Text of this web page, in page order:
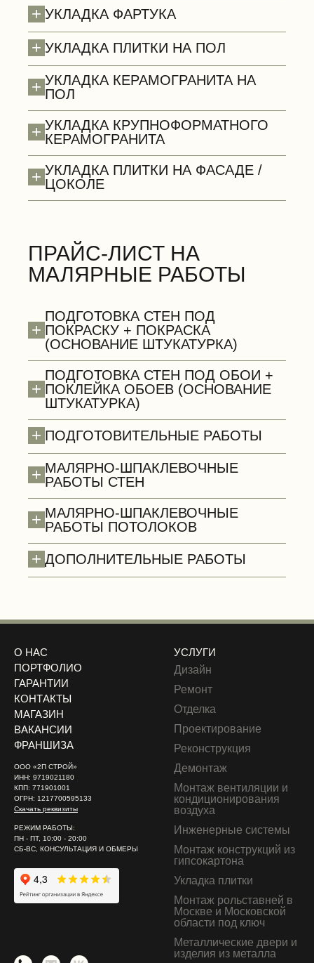
Двери
Потолки (демонтаж)
Сантехнические работы (демонтаж)
Вентиляционные работы (демонтаж)
Электромонтажные работы (демонтаж)
БЕСПЛАТНО
+ УКЛАДКА ФАРТУКА
+ УКЛАДКА ПЛИТКИ НА ПОЛ
+ УКЛАДКА КЕРАМОГРАНИТА НА
ПОЛ
+ УКЛАДКА КРУПНОФОРМАТНОГО
КЕРАМОГРАНИТА
+ УКЛАДКА ПЛИТКИ НА ФАСАДЕ /
ЦОКОЛЕ
ПРАЙС-ЛИСТ НА
МАЛЯРНЫЕ РАБОТЫ
+
ПОДГОТОВКА СТЕН ПОД
ПОКРАСКУ + ПОКРАСКА
(ОСНОВАНИЕ ШТУКАТУРКА)
+
ПОДГОТОВКА СТЕН ПОД ОБОИ +
ПОКЛЕЙКА ОБОЕВ (ОСНОВАНИЕ
ШТУКАТУРКА)
+ ПОДГОТОВИТЕЛЬНЫЕ РАБОТЫ
+ МАЛЯРНО-ШПАКЛЕВОЧНЫЕ
РАБОТЫ СТЕН
+ МАЛЯРНО-ШПАКЛЕВОЧНЫЕ
РАБОТЫ ПОТОЛОКОВ
+ ДОПОЛНИТЕЛЬНЫЕ РАБОТЫ
О НАС
ПОРТФОЛИО
ГАРАНТИИ
КОНТАКТЫ
МАГАЗИН
ВАКАНСИИ
ФРАНШИЗА
ООО «2П СТРОЙ»
ИНН: 9719021180
КПП: 771901001
ОГРН: 1217700595133
Скачать реквизиты
РЕЖИМ РАБОТЫ:
ПН - ПТ, 10:00 - 20:00
СБ-ВС, КОНСУЛЬТАЦИЯ И ОБМЕРЫ
УСЛУГИ
Дизайн
Ремонт
Отделка
Проектирование
Реконструкция
Демонтаж
Монтаж вентиляции и
кондиционирования
воздуха
Инженерные системы
Монтаж конструкций из
гипсокартона
Укладка плитки
Монтаж рольставней в
Москве и Московской
области под ключ
Металлические двери и
изделия из металла